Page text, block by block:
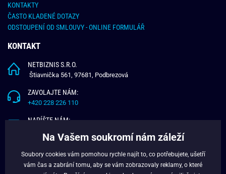
KONTAKTY
ČASTO KLADENÉ DOTAZY
ODSTOUPENÍ OD SMLOUVY - ONLINE FORMULÁŘ
KONTAKT
NETBIZNIS S.R.O.
Štiavnička 561, 97681, Podbrezová
ZAVOLAJTE NÁM:
+420 228 226 110
NAPÍŠTE NÁM:
O NÁS
Na Vašem soukromí nám záleží
Soubory cookies vám pomohou rychle najít to, co potřebujete, ušetří
vám čas a zabrání tomu, aby se vám zobrazovaly reklamy, o které